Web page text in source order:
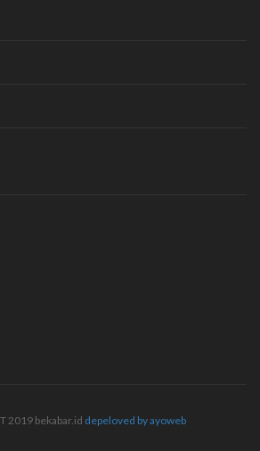
2019 bekabar.id depeloved by ayoweb